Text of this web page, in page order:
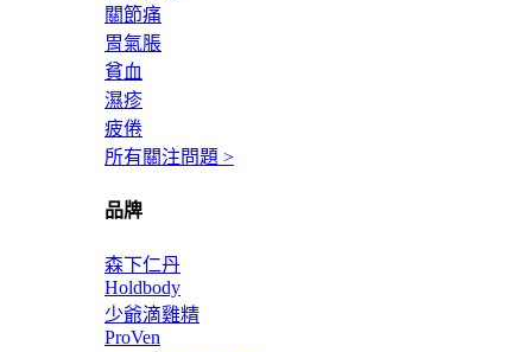
關節痛
胃氣脹
貧血
濕疹
疲倦
所有關注問題 >
品牌
森下仁丹
Holdbody
少爺滴雞精
ProVen